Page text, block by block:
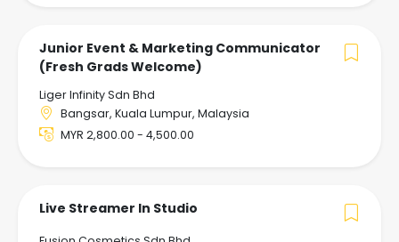
Junior Event & Marketing Communicator
(Fresh Grads Welcome)
Liger Infinity Sdn Bhd
Bangsar, Kuala Lumpur, Malaysia
MYR 2,800.00 - 4,500.00
Live Streamer In Studio